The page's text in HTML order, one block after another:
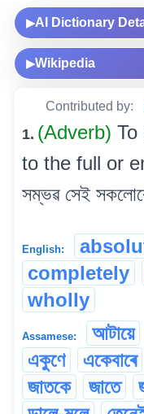
▶AI Dictionary
▶Wikipedia
Contributed by:
1. (Adverb) To
to the full or
সম্ভৱ সেই
English:
completely
wholly
Assamese: আটায়ে
একুণে
একেবাৰে
জাতকে
জাতে